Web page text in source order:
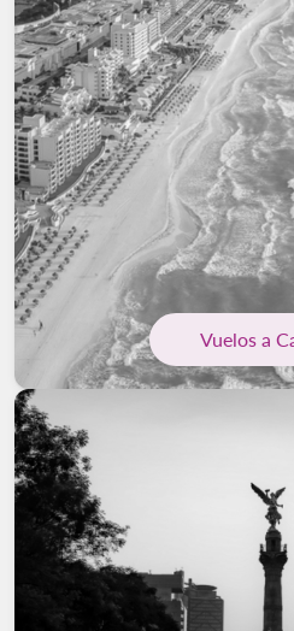
Vuelos a